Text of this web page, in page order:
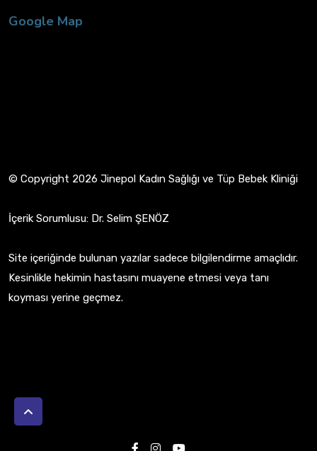
Google Map
© Copyright 2026 Jinepol Kadın Sağlığı ve Tüp Bebek Kliniği
İçerik Sorumlusu: Dr. Selim ŞENÖZ
Site içeriğinde bulunan yazılar sadece bilgilendirme amaçlıdır.
Kesinlikle hekimin hastasını muayene etmesi veya tanı
koyması yerine geçmez.